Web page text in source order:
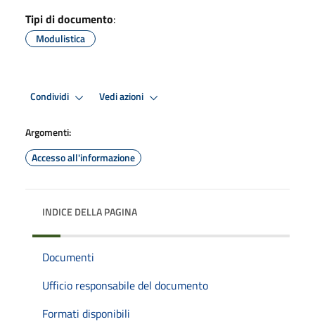
Tipi di documento:
Modulistica
Condividi Vedi azioni
Argomenti:
Accesso all'informazione
INDICE DELLA PAGINA
Documenti
Ufficio responsabile del documento
Formati disponibili